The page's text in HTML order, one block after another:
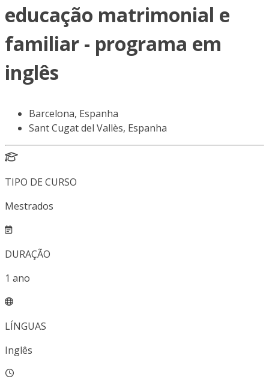
educação matrimonial e
familiar - programa em
inglês
Barcelona, Espanha
Sant Cugat del Vallès, Espanha
TIPO DE CURSO
Mestrados
DURAÇÃO
1 ano
LÍNGUAS
Inglês